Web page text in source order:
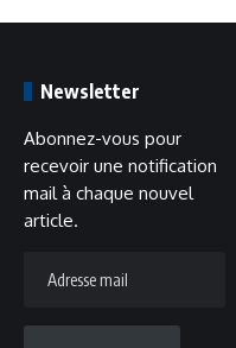
Newsletter
Abonnez-vous pour
recevoir une notification
mail à chaque nouvel
article.
mail